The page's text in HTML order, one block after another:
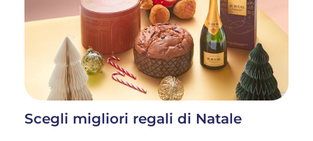
Scegli migliori regali di Natale